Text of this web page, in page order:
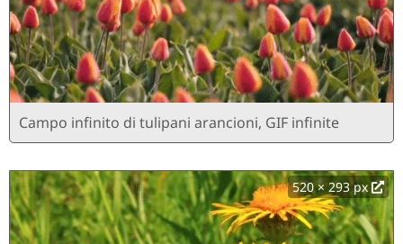
Campo infinito di tulipani arancioni, GIF infinite
520 × 293 px